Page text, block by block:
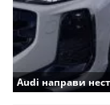
Audi направи